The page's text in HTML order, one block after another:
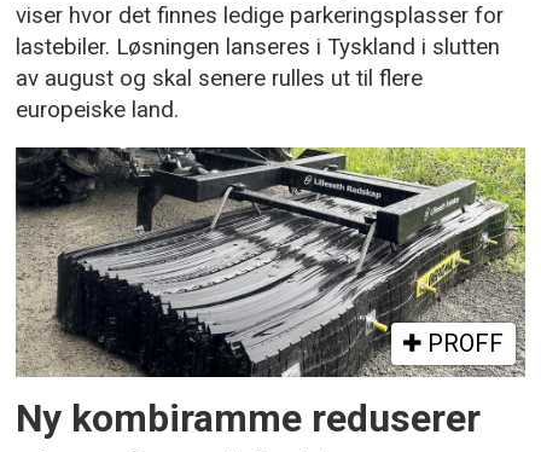
viser hvor det finnes ledige parkeringsplasser for
lastebiler. Løsningen lanseres i Tyskland i slutten
av august og skal senere rulles ut til flere
europeiske land.
PROFF
Ny kombiramme reduserer